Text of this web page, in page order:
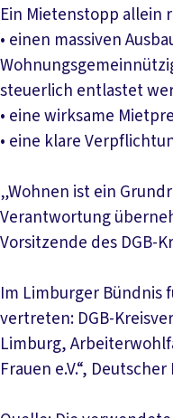
Ein Mietenstopp allein
• einen massiven
steuerlich entlastet
• eine wirksame
• eine klare
„Wohnen ist ein
Verantwortung
Vorsitzende des DGB-
Im Limburger Bündnis
vertreten: DGB-
Limburg,
Frauen e.V.“,